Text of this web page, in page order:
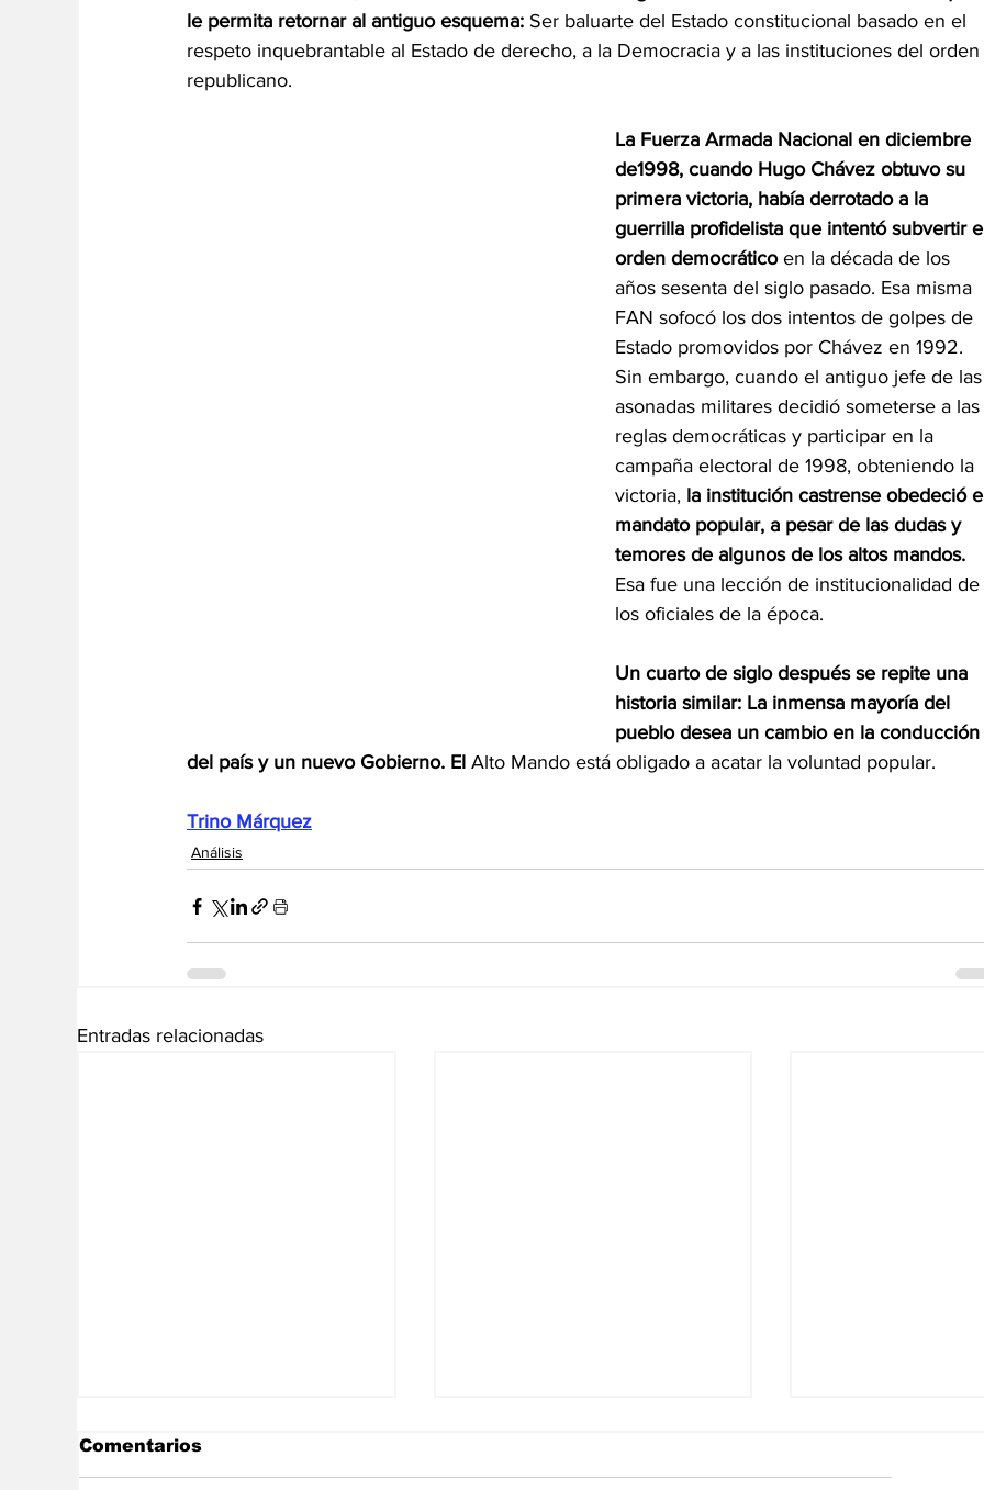
le permita retornar al antiguo esquema: Ser baluarte del Estado constitucional basado en el
respeto inquebrantable al Estado de derecho, a la Democracia y a las instituciones del orden
republicano.
La Fuerza Armada Nacional en diciembre
de1998, cuando Hugo Chávez obtuvo su
primera victoria, había derrotado a la
guerrilla profidelista que intentó subvertir
orden democrático en la década de los
años sesenta del siglo pasado. Esa misma
FAN sofocó los dos intentos de golpes de
Estado promovidos por Chávez en 1992.
Sin embargo, cuando el antiguo jefe de
asonadas militares decidió someterse a las
reglas democráticas y participar en la
campaña electoral de 1998, obteniendo la
victoria, la institución castrense obedeció
mandato popular, a pesar de las dudas y
temores de algunos de los altos mandos.
Esa fue una lección de institucionalidad de
los oficiales de la época.
Un cuarto de siglo después se repite una
historia similar: La inmensa mayoría del
pueblo desea un cambio en la conducción
del país y un nuevo Gobierno. El Alto Mando está obligado a acatar la voluntad popular.
Trino Márquez
Análisis
Entradas relacionadas
Comentarios